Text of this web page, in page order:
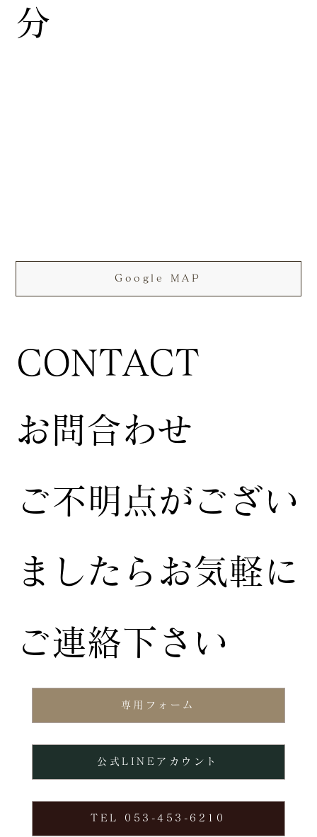
専用フォーム
TEL 053-453-6210
公式LINEアカウント
お問合わせ
ご不明点がござい
ましたらお気軽に
ご連絡下さい
分
Google MAP
CONTACT